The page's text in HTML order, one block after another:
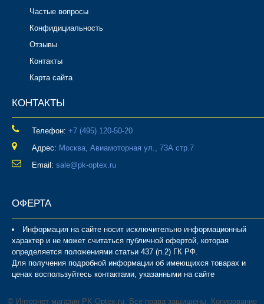
Частые вопросы
Конфидициальность
Отзывы
Контакты
Карта сайта
КОНТАКТЫ
Телефон: ‎+7 (495) 120-50-20
Адрес: Москва, Авиамоторная ул., 73А стр.7
Email: sale@pk-optex.ru
ОФЕРТА
Информация на сайте носит исключительно информационный
характер и не может считаться публичной офертой, которая
определяется положениями статьи 437 (п.2) ГК РФ.
Для получения подробной информации об имеющихся товарах и
ценах воспользуйтесь контактами, указанными на сайте
© Интернет магазин PK-Optex.ru. Все права защищены. Копирование